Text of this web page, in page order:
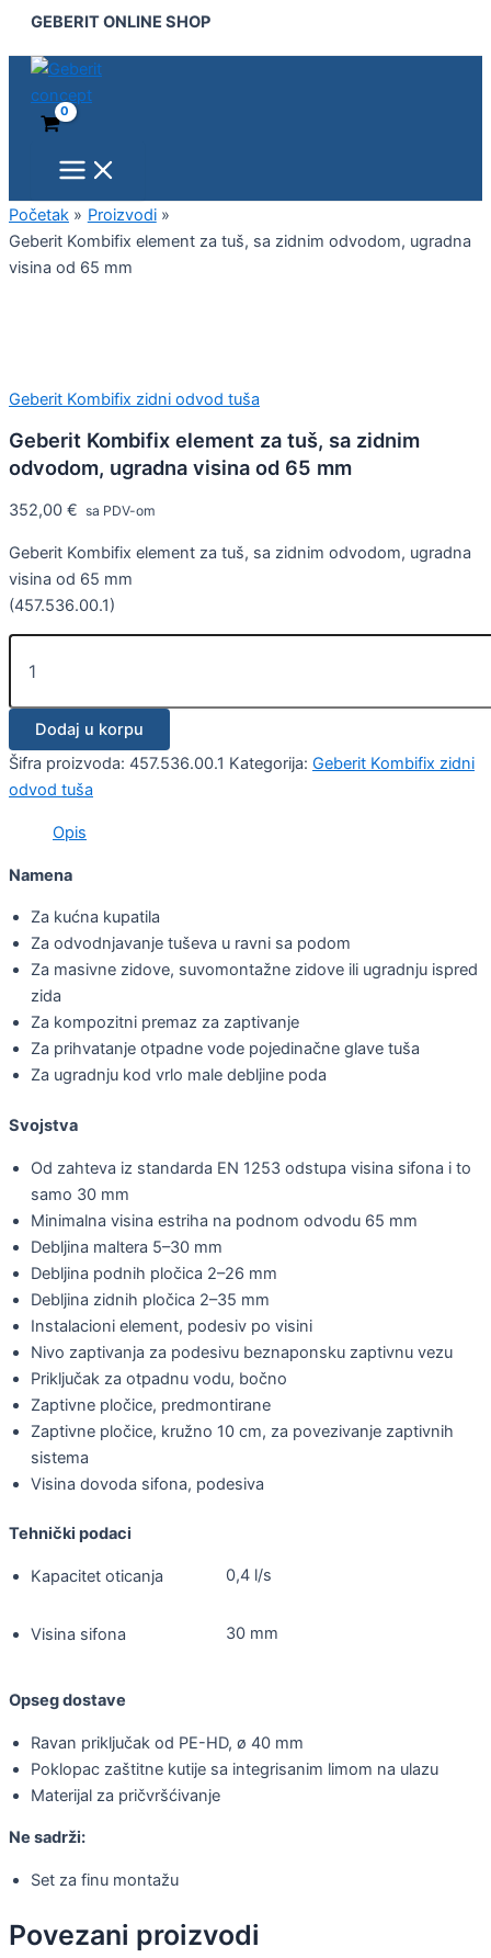
Pređi
sadržaj
GEBERIT ONLINE SHOP
Menu
Početak
Proizvodi
Geberit Kombifix element za tuš, sa zidnim odvodom, ugradna
visina od 65 mm
Geberit Kombifix zidni odvod tuša
Geberit Kombifix element za tuš, sa zidnim
odvodom, ugradna visina od 65 mm
352,00 € sa PDV-om
Geberit Kombifix element za tuš, sa zidnim odvodom, ugradna
visina od 65 mm
(457.536.00.1)
Kombifix
element
tuš,
odvodom,
ugradna
visina
od
65
mm
Dodaj u korpu
Šifra proizvoda: 457.536.00.1 Kategorija: Geberit Kombifix zidni
odvod tuša
Opis
Namena
Za kućna kupatila
Za odvodnjavanje tuševa u ravni sa podom
Za masivne zidove, suvomontažne zidove ili ugradnju ispred
zida
Za kompozitni premaz za zaptivanje
Za prihvatanje otpadne vode pojedinačne glave tuša
Za ugradnju kod vrlo male debljine poda
Svojstva
Od zahteva iz standarda EN 1253 odstupa visina sifona i to
samo 30 mm
Minimalna visina estriha na podnom odvodu 65 mm
Debljina maltera 5–30 mm
Debljina podnih pločica 2–26 mm
Debljina zidnih pločica 2–35 mm
Instalacioni element, podesiv po visini
Nivo zaptivanja za podesivu beznaponsku zaptivnu vezu
Priključak za otpadnu vodu, bočno
Zaptivne pločice, predmontirane
Zaptivne pločice, kružno 10 cm, za povezivanje zaptivnih
sistema
Visina dovoda sifona, podesiva
Tehnički podaci
Kapacitet oticanja 0,4 l/s
Visina sifona 30 mm
Opseg dostave
Ravan priključak od PE-HD, ø 40 mm
Poklopac zaštitne kutije sa integrisanim limom na ulazu
Materijal za pričvršćivanje
Ne sadrži:
Set za finu montažu
Povezani proizvodi